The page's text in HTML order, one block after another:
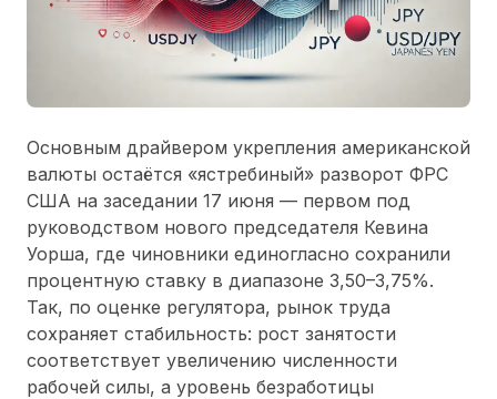
Основным драйвером укрепления американской
валюты остаётся «ястребиный» разворот ФРС
США на заседании 17 июня — первом под
руководством нового председателя Кевина
Уорша, где чиновники единогласно сохранили
процентную ставку в диапазоне 3,50–3,75%.
Так, по оценке регулятора, рынок труда
сохраняет стабильность: рост занятости
соответствует увеличению численности
рабочей силы, а уровень безработицы